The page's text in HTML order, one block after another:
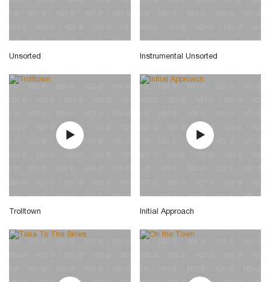
Unsorted Instrumental Unsorted
Trolltown Initial Approach